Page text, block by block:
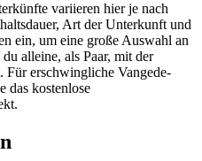
variieren hier je nach
Art der Unterkunft und
ein, um eine große Auswahl an
alleine, als Paar, mit der
Für erschwingliche Vangede-
das kostenlose